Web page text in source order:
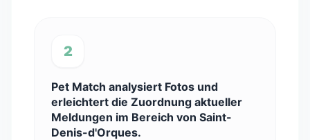
2
Pet Match analysiert Fotos und
erleichtert die Zuordnung aktueller
Meldungen im Bereich von Saint-
Denis-d'Orques.